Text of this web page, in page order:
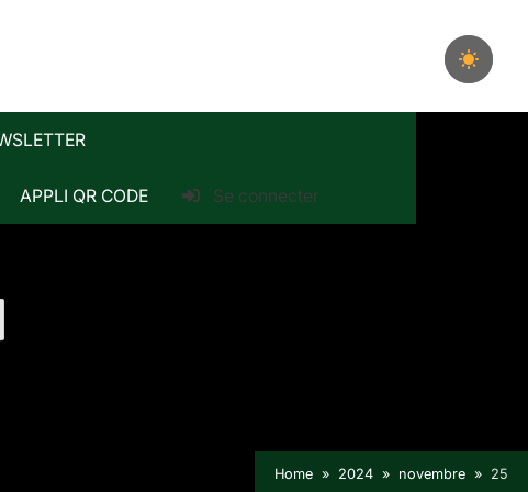
APPLI QR CODE Se connecter
Home 2024 novembre 25